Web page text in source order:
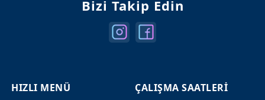
Bizi Takip Edin
HIZLI MENÜ ÇALIŞMA SAATLERİ